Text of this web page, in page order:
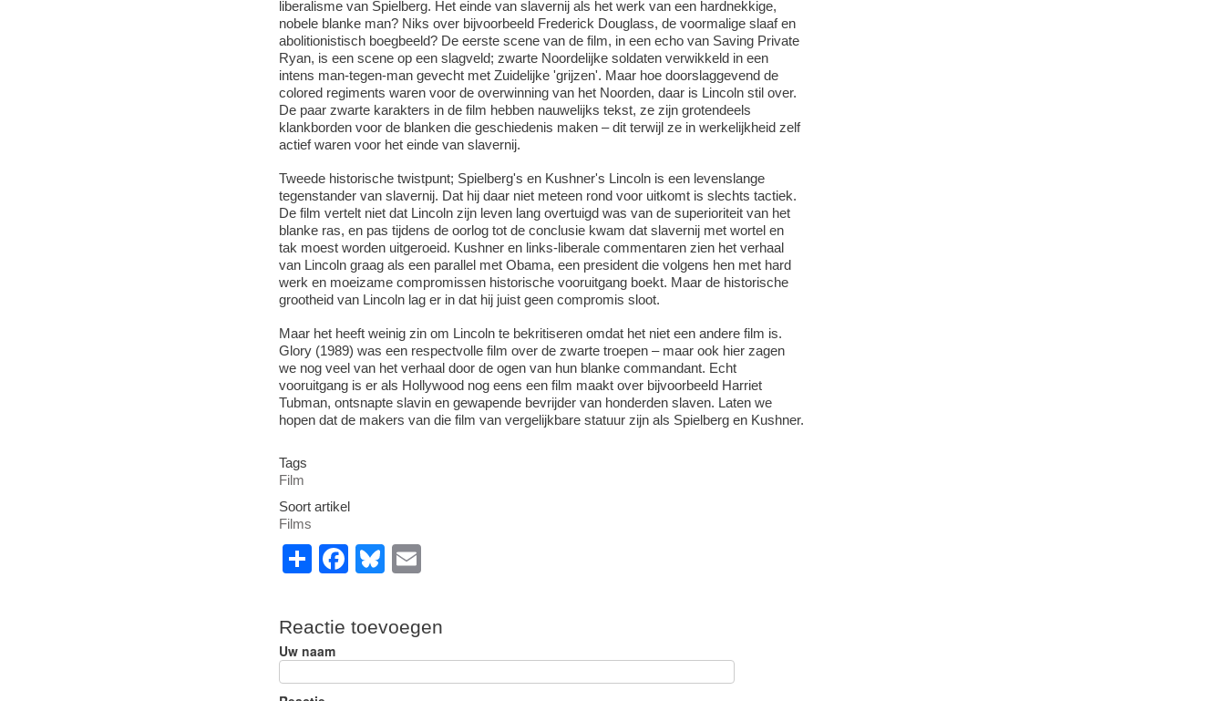
liberalisme van Spielberg. Het einde van slavernij als het werk van een hardnekkige,
nobele blanke man? Niks over bijvoorbeeld Frederick Douglass, de voormalige slaaf en
abolitionistisch boegbeeld? De eerste scene van de film, in een echo van Saving Private
Ryan, is een scene op een slagveld; zwarte Noordelijke soldaten verwikkeld in een
intens man-tegen-man gevecht met Zuidelijke 'grijzen'. Maar hoe doorslaggevend de
colored regiments waren voor de overwinning van het Noorden, daar is Lincoln stil over.
De paar zwarte karakters in de film hebben nauwelijks tekst, ze zijn grotendeels
klankborden voor de blanken die geschiedenis maken – dit terwijl ze in werkelijkheid zelf
actief waren voor het einde van slavernij.
Tweede historische twistpunt; Spielberg's en Kushner's Lincoln is een levenslange
tegenstander van slavernij. Dat hij daar niet meteen rond voor uitkomt is slechts tactiek.
De film vertelt niet dat Lincoln zijn leven lang overtuigd was van de superioriteit van het
blanke ras, en pas tijdens de oorlog tot de conclusie kwam dat slavernij met wortel en
tak moest worden uitgeroeid. Kushner en links-liberale commentaren zien het verhaal
van Lincoln graag als een parallel met Obama, een president die volgens hen met hard
werk en moeizame compromissen historische vooruitgang boekt. Maar de historische
grootheid van Lincoln lag er in dat hij juist geen compromis sloot.
Maar het heeft weinig zin om Lincoln te bekritiseren omdat het niet een andere film is.
Glory (1989) was een respectvolle film over de zwarte troepen – maar ook hier zagen
we nog veel van het verhaal door de ogen van hun blanke commandant. Echt
vooruitgang is er als Hollywood nog eens een film maakt over bijvoorbeeld Harriet
Tubman, ontsnapte slavin en gewapende bevrijder van honderden slaven. Laten we
hopen dat de makers van die film van vergelijkbare statuur zijn als Spielberg en Kushner.
Tags
Film
Soort artikel
Films
S
ar
e
F
c
e
Bl
sk
E
Reactie toevoegen
Uw naam